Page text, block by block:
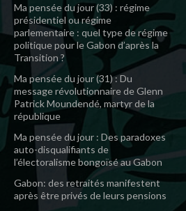
Ma pensée du jour (33) : régime
présidentiel ou régime
parlementaire : quel type de régime
politique pour le Gabon d’après la
Transition ?
Ma pensée du jour (31) : Du
message révolutionnaire de Glenn
Patrick Moundendé, martyr de la
république
Ma pensée du jour : Des paradoxes
auto-disqualifiants de
l’électoralisme bongoïsé au Gabon
Gabon: des retraités manifestent
après être privés de leurs pensions